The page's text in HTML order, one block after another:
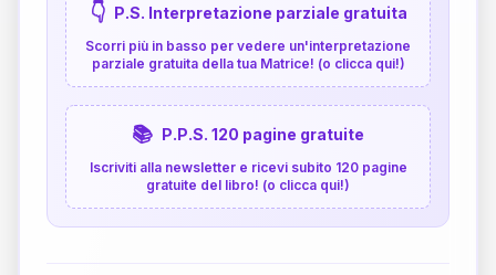
👇 P.S. Interpretazione parziale gratuita
Scorri più in basso per vedere un'interpretazione
parziale gratuita della tua Matrice! (o clicca qui!)
📚 P.P.S. 120 pagine gratuite
Iscriviti alla newsletter e ricevi subito 120 pagine
gratuite del libro! (o clicca qui!)